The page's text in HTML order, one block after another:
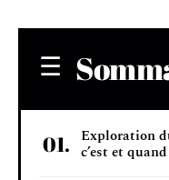
Exploration
c’est et